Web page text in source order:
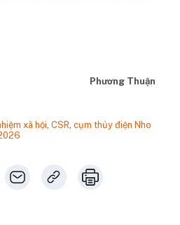
Phương Thuận
xã hội, CSR, cụm thủy điện Nho